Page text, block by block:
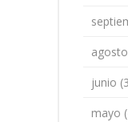
junio
mayo